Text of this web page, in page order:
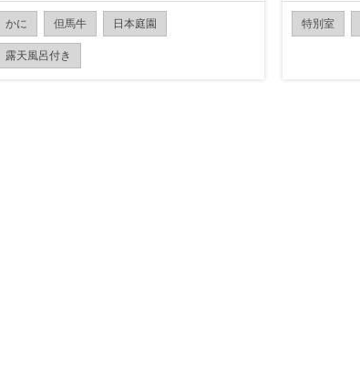
かに 但馬牛 日本庭園
露天風呂付き
特別室